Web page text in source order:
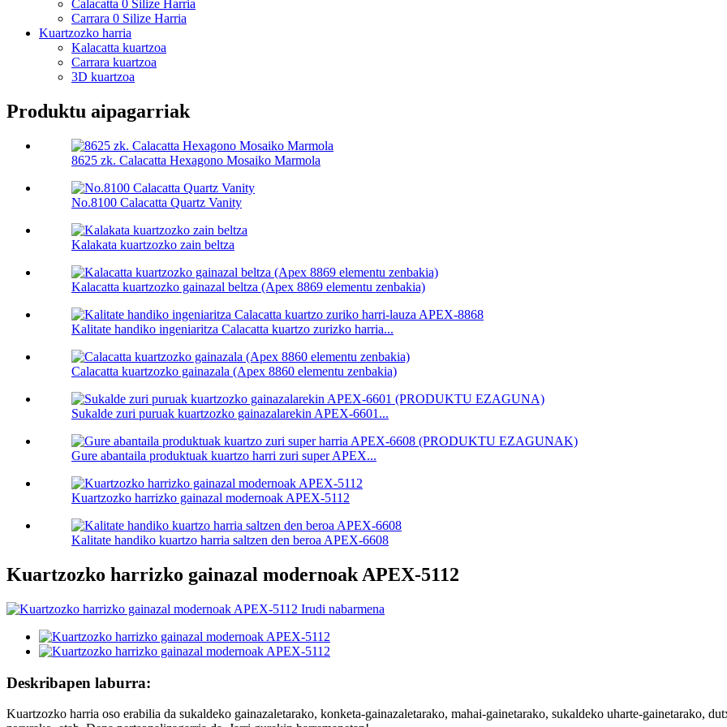
Calacatta 0 Silize Harria
Carrara 0 Silize Harria
Kuartzozko harria
Kalacatta kuartzoa
Carrara kuartzoa
3D kuartzoa
Produktu aipagarriak
8625 zk. Calacatta Hexagono Mosaiko Marmola
No.8100 Calacatta Quartz Vanity
Kalakata kuartzozko zain beltza
Kalacatta kuartzozko gainazal beltza (Apex 8869 elementu zenbakia)
Kalitate handiko ingeniaritza Calacatta kuartzo zurizko harria...
Calacatta kuartzozko gainazala (Apex 8860 elementu zenbakia)
Sukalde zuri puruak kuartzozko gainazalarekin APEX-6601...
Gure abantaila produktuak kuartzo harri zuri super APEX...
Kuartzozko harrizko gainazal modernoak APEX-5112
Kalitate handiko kuartzo harria saltzen den beroa APEX-6608
Kuartzozko harrizko gainazal modernoak APEX-5112
Deskribapen laburra:
Kuartzozko harria oso erabilia da sukaldeko gainazaletarako, konketa-gainazaletarako, mahai-gainetarako, sukaldeko uharte-gainetarako,